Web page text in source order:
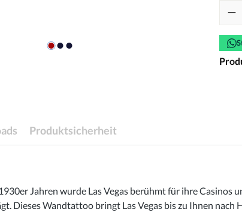
Produktsicherheit
Jahren wurde Las Vegas berühmt für ihre
Dieses Wandtattoo bringt Las Vegas bis zu Ihnen nach